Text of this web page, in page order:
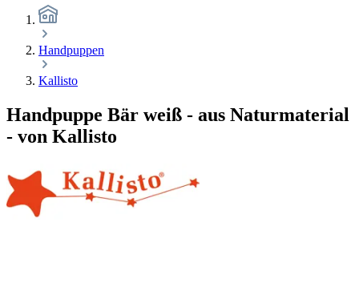
Handpuppen
Kallisto
Handpuppe Bär weiß - aus Naturmaterial
- von Kallisto